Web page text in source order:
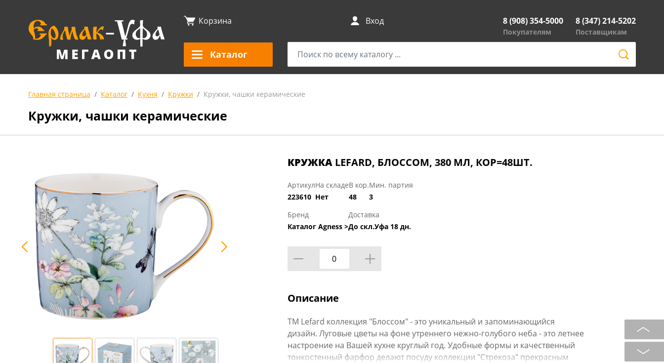
Корзина Вход 8 (908) 354-5000
Покупателям
8 (347) 214-5202
Поставщикам
Каталог
Главная страница Каталог Кухня Кружки Кружки, чашки керамические
Кружки, чашки керамические
КРУЖКА LEFARD, БЛОССОМ, 380 МЛ, КОР=48ШТ.
Артикул
223610
На складе
Нет
В кор.
48
Мин. партия
3
Бренд
Каталог Agness >
Доставка
До скл.Уфа 18 дн.
Описание
TM Lefard коллекция "Блоссом" - это уникальный и запоминающийся
дизайн. Луговые цветы на фоне утреннего нежно-голубого неба - это летнее
настроение на Вашей кухне круглый год. Удобные формы и качественный
тонкостенный фарфор делают посуду коллекции "Стрекоза" прекрасным